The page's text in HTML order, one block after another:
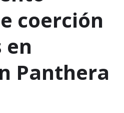
coerción
en
Panthera